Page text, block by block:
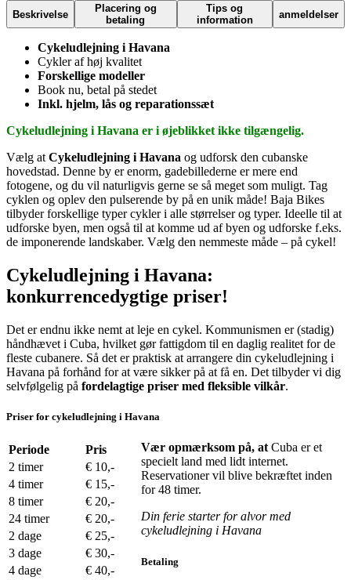
Beskrivelse
Placering og
betaling
Tips og
information
anmeldelser
Cykeludlejning i Havana
Cykler af høj kvalitet
Forskellige modeller
Book nu, betal på stedet
Inkl. hjelm, lås og reparationssæt
Cykeludlejning i Havana er i øjeblikket ikke tilgængelig.
Vælg at Cykeludlejning i Havana og udforsk den cubanske
hovedstad. Denne by er enorm, gadebillederne er mere end
fotogene, og du vil naturligvis gerne se så meget som muligt. Tag
cyklen og oplev den pulserende by på en unik måde! Baja Bikes
tilbyder forskellige typer cykler i alle størrelser og typer. Ideelle til at
udforske byen, men også til at komme ud af byen og udforske f.eks.
de imponerende landskaber. Vælg den nemmeste måde – på cykel!
Cykeludlejning i Havana:
konkurrencedygtige priser!
Det er endnu ikke nemt at leje en cykel. Kommunismen er (stadig)
håndhævet i Cuba, hvilket gør fattigdom til en daglig realitet for de
fleste cubanere. Så det er praktisk at arrangere din cykeludlejning i
Havana på forhånd for at være sikker på at få en. Det tilbyder vi dig
selvfølgelig på fordelagtige priser med fleksible vilkår.
Priser for cykeludlejning i Havana
Periode
Pris
2 timer
€ 10,-
4 timer
€ 15,-
8 timer
€ 20,-
24 timer
€ 20,-
2 dage
€ 25,-
3 dage
€ 30,-
4 dage
€ 40,-
Vær opmærksom på, at Cuba er et
specielt land med lidt internet.
Reservationer vil blive bekræftet inden
for 48 timer.
Din ferie starter for alvor med
cykeludlejning i Havana
Betaling